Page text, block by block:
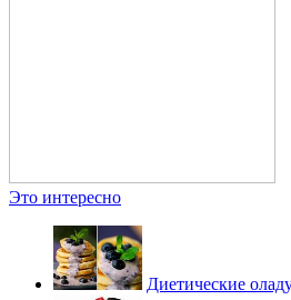
Это интересно
Диетические